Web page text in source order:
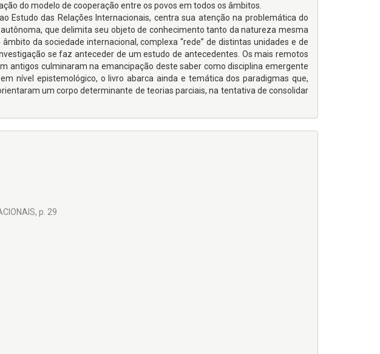
do modelo de cooperação entre os povos em todos os âmbitos.
Estudo das Relações Internacionais, centra sua atenção na problemática do
que delimita seu objeto de conhecimento tanto da natureza mesma
da sociedade internacional, complexa “rede” de distintas unidades e de
se faz anteceder de um estudo de antecedentes. Os mais remotos
antigos culminaram na emancipação deste saber como disciplina emergente
nível epistemológico, o livro abarca ainda e temática dos paradigmas que,
um corpo determinante de teorias parciais, na tentativa de consolidar
p. 29